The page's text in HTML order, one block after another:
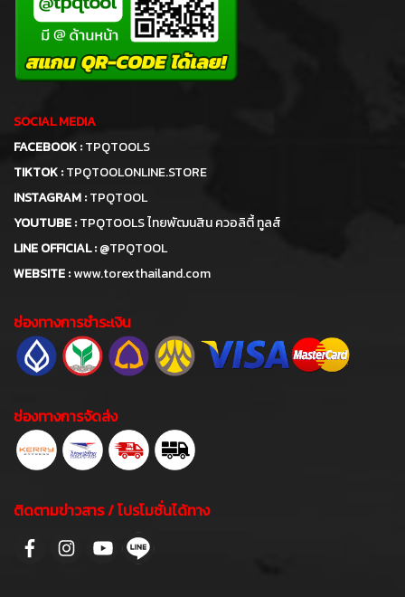
SOCIAL MEDIA
FACEBOOK :TPQTOOLS
TIKTOK :TPQTOOLONLINE.STORE
INSTAGRAM :TPQTOOL
YOUTUBE :TPQTOOLS ไทยพัฒนสิน ควอลิตี้ ทูลส์
LINE OFFICIAL :@TPQTOOL
WEBSITE :www.torexthailand.com
ช่องทางการชำระเงิน
ช่องทางการจัดส่ง
ติดตามข่าวสาร / โปรโมชั่นได้ทาง